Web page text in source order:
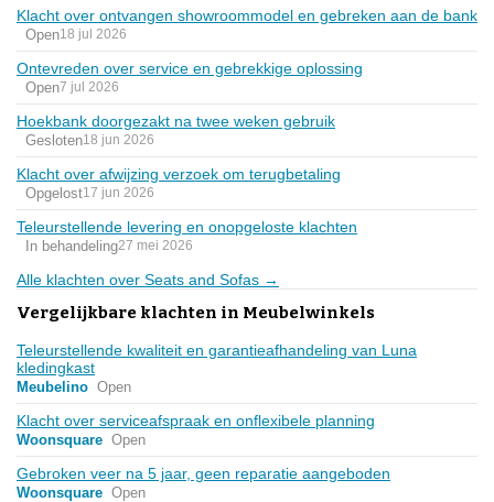
Klacht over ontvangen showroommodel en gebreken aan de bank
Open18 jul 2026
Ontevreden over service en gebrekkige oplossing
Open7 jul 2026
Hoekbank doorgezakt na twee weken gebruik
Gesloten18 jun 2026
Klacht over afwijzing verzoek om terugbetaling
Opgelost17 jun 2026
Teleurstellende levering en onopgeloste klachten
In behandeling27 mei 2026
Alle klachten over Seats and Sofas →
Vergelijkbare klachten in Meubelwinkels
Teleurstellende kwaliteit en garantieafhandeling van Luna
kledingkast
Meubelino Open
Klacht over serviceafspraak en onflexibele planning
Woonsquare Open
Gebroken veer na 5 jaar, geen reparatie aangeboden
Woonsquare Open